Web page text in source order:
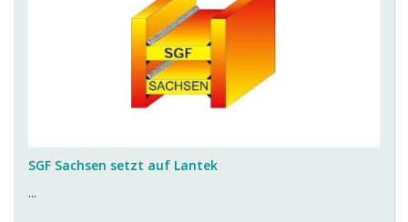
SGF Sachsen setzt auf Lantek
...